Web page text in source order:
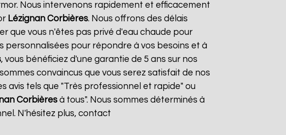
Nous intervenons rapidement et efficacement
Lézignan Corbières. Nous offrons des délais
que vous n'êtes pas privé d'eau chaude pour
pour répondre à vos besoins et à
, vous bénéficiez d'une garantie de 5 ans sur nos
convaincus que vous serez satisfait de nos
avis tels que "Très professionnel et rapide" ou
Corbières à tous". Nous sommes déterminés à
N'hésitez plus, contact